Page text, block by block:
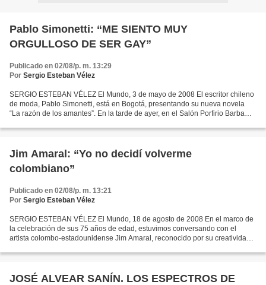
Pablo Simonetti: “ME SIENTO MUY
ORGULLOSO DE SER GAY”
Publicado en 02/08/p. m. 13:29
Por Sergio Esteban Vélez
SERGIO ESTEBAN VÉLEZ El Mundo, 3 de mayo de 2008 El escritor chileno
de moda, Pablo Simonetti, está en Bogotá, presentando su nueva novela
“La razón de los amantes”. En la tarde de ayer, en el Salón Porfirio Barba
Jim Amaral: “Yo no decidí volverme
colombiano”
Publicado en 02/08/p. m. 13:21
Por Sergio Esteban Vélez
SERGIO ESTEBAN VÉLEZ El Mundo, 18 de agosto de 2008 En el marco de
la celebración de sus 75 años de edad, estuvimos conversando con el
artista colombo-estadounidense Jim Amaral, reconocido por su creatividad,
JOSÉ ALVEAR SANÍN. LOS ESPECTROS DE